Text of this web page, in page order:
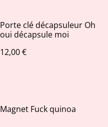
Porte clé décapsuleur Oh
oui décapsule moi
12,00 €
Magnet Fuck quinoa